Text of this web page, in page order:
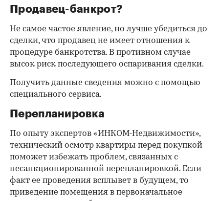
Продавец-банкрот?
Не самое частое явление, но лучше убедиться до
сделки, что продавец не имеет отношения к
процедуре банкротства. В противном случае
высок риск последующего оспаривания сделки.
Получить данные сведения можно с помощью
специального сервиса.
Перепланировка
По опыту экспертов «ИНКОМ-Недвижимости»,
технический осмотр квартиры перед покупкой
поможет избежать проблем, связанных с
несанкционированной перепланировкой. Если
факт ее проведения всплывет в будущем, то
приведение помещения в первоначальное